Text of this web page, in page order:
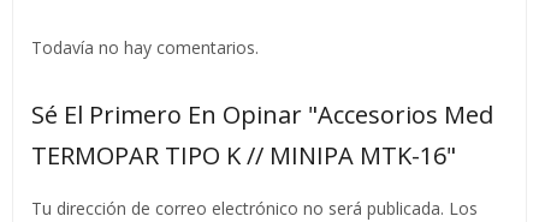
Todavía no hay comentarios.
Sé El Primero En Opinar "Accesorios Med
TERMOPAR TIPO K // MINIPA MTK-16"
Tu dirección de correo electrónico no será publicada. Los